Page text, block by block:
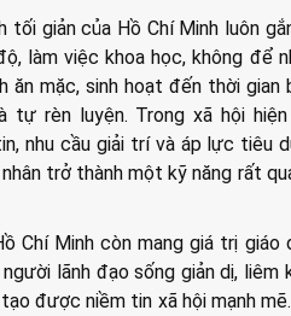
giản của Hồ Chí Minh luôn
làm việc khoa học, không để
mặc, sinh hoạt đến thời gian
rèn luyện. Trong xã hội
nhu cầu giải trí và áp lực tiêu
trở thành một kỹ năng rất
Chí Minh còn mang giá trị giáo
lãnh đạo sống giản dị,
được niềm tin xã hội mạnh